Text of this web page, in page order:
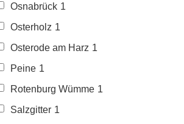
Osnabrück 1
Osterholz 1
Osterode am Harz 1
Peine 1
Rotenburg Wümme 1
Salzgitter 1